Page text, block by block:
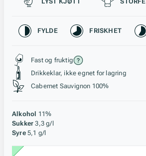
Karakteristikk
FYLDE FRISKHET
Stil, lagring og råstoff
Fast og fruktig
Drikkeklar, ikke egnet for lagring
Cabernet Sauvignon 100%
Alkohol 11%
Sukker 3,3 g/l
Syre 5,1 g/l